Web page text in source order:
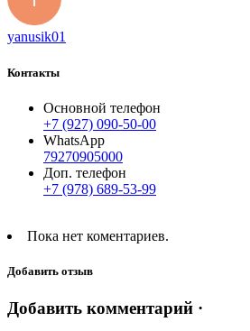
yanusik01
Контакты
Основной телефон
+7 (927) 090-50-00
WhatsApp
79270905000
Доп. телефон
+7 (978) 689-53-99
Пока нет коментариев.
Добавить отзыв
Добавить комментарий ·